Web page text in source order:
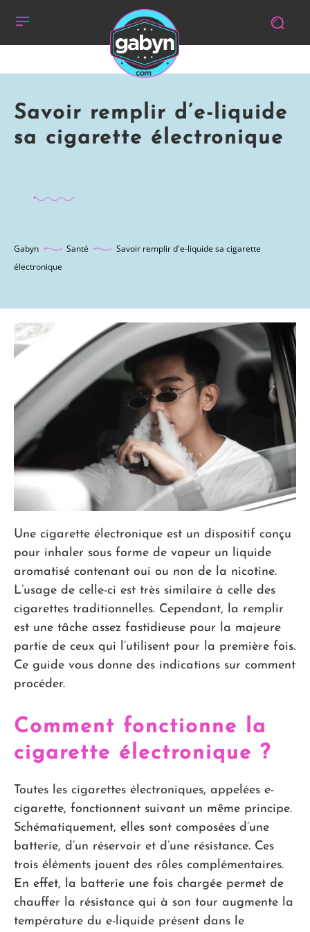
Savoir remplir d’e-liquide
sa cigarette électronique
Gabyn Santé
Savoir remplir d'e-liquide sa cigarette
électronique
Une cigarette électronique est un dispositif conçu
pour inhaler sous forme de vapeur un liquide
aromatisé contenant oui ou non de la nicotine.
L’usage de celle-ci est très similaire à celle des
cigarettes traditionnelles. Cependant, la remplir
est une tâche assez fastidieuse pour la majeure
partie de ceux qui l’utilisent pour la première fois.
Ce guide vous donne des indications sur comment
procéder.
Comment fonctionne la
cigarette électronique ?
Toutes les cigarettes électroniques, appelées e-
cigarette, fonctionnent suivant un même principe.
Schématiquement, elles sont composées d’une
batterie, d’un réservoir et d’une résistance. Ces
trois éléments jouent des rôles complémentaires.
En effet, la batterie une fois chargée permet de
chauffer la résistance qui à son tour augmente la
température du e-liquide présent dans le